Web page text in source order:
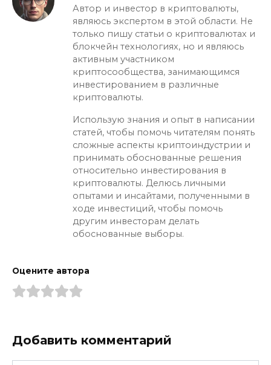
Автор и инвестор в криптовалюты,
являюсь экспертом в этой области. Не
только пишу статьи о криптовалютах и
блокчейн технологиях, но и являюсь
активным участником
криптосообщества, занимающимся
инвестированием в различные
криптовалюты.
Использую знания и опыт в написании
статей, чтобы помочь читателям понять
сложные аспекты криптоиндустрии и
принимать обоснованные решения
относительно инвестирования в
криптовалюты. Делюсь личными
опытами и инсайтами, полученными в
ходе инвестиций, чтобы помочь
другим инвесторам делать
обоснованные выборы.
Оцените автора
Добавить комментарий